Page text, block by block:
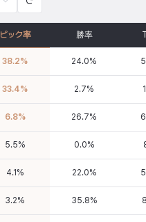
ピック率 勝率
38.2% 24.0%
33.4% 2.7%
6.8% 26.7%
5.5% 0.0%
4.1 % 22.0%
3.2% 35.8%